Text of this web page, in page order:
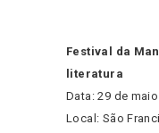
Festival da
literatura
Data: 29 de maio
Local: São